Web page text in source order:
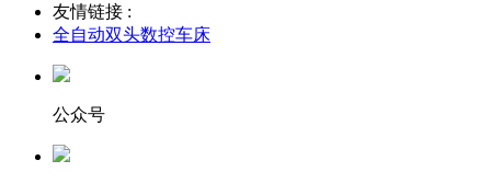
友情链接 :
全自动双头数控车床
公众号